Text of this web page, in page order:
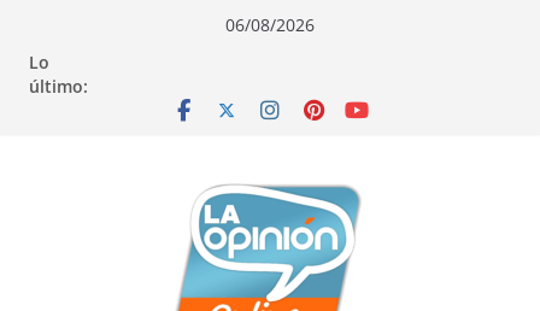
contenido
navegación
contenido
06/08/2026
Lo
último: